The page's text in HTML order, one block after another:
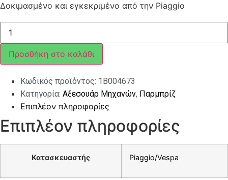
Δοκιμασμένο και εγκεκριμένο από την Piaggio
ΠΑΡΜΠΡΙΖ
PIAGGIO
MEDLEY
ΨΗΛΟ
TOP
ποσότητα
Προσθήκη στο καλάθι
Κωδικός προϊόντος: 1B004673
Κατηγορία: Αξεσουάρ Μηχανών, Παρμπρίζ
Επιπλέον πληροφορίες
Επιπλέον πληροφορίες
Κατασκευαστής Piaggio/Vespa